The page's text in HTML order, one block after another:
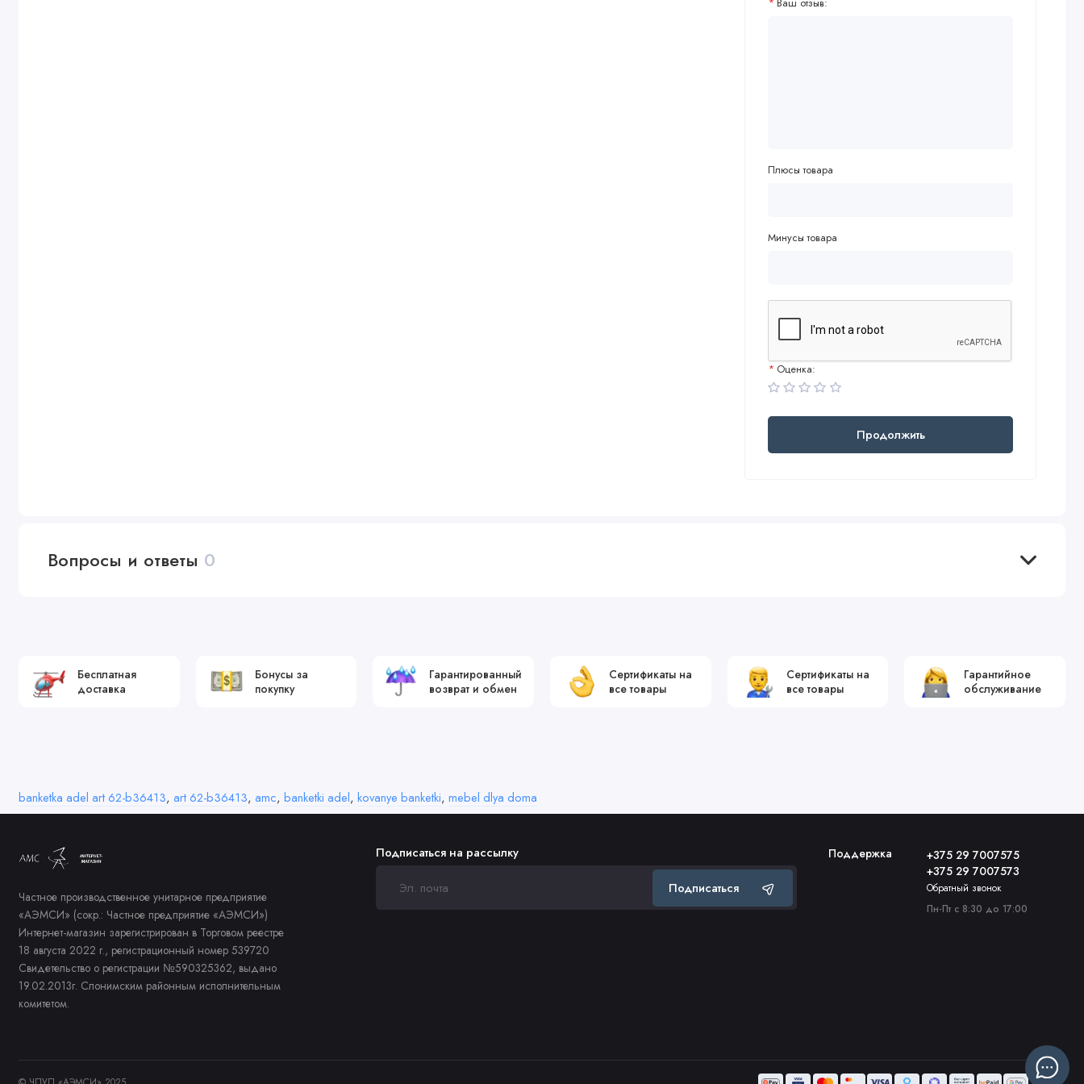
Плюсы товара
Минусы товара
Оценка:
Продолжить
Вопросы и ответы 0
Бесплатная
доставка
Бонусы за
покупку
Гарантированный
возврат и обмен
Сертификаты на
все товары
Сертификаты на
все товары
Гарантийное
обслуживание
banketka adel art 62-b36413, art 62-b36413, amc, banketki adel, kovanye banketki, mebel dlya doma
Частное производственное унитарное предприятие
«АЭМСИ» (сокр.: Частное предприятие «АЭМСИ»)
Интернет-магазин зарегистрирован в Торговом реестре
18 августа 2022 г., регистрационный номер 539720
Свидетельство о регистрации №590325362, выдано
19.02.2013г. Слонимским районным исполнительным
комитетом.
Подписаться на рассылку
Подписаться
Поддержка
+375 29 7007575
+375 29 7007573
Обратный звонок
Пн-Пт с 8:30 до 17:00